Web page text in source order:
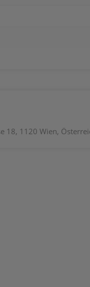
18, 1120 Wien,